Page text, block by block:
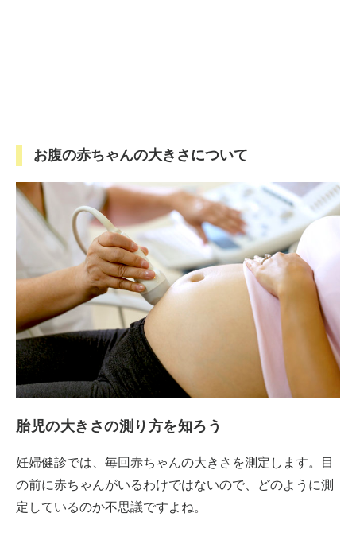
お腹の赤ちゃんの大きさについて
胎児の大きさの測り方を知ろう
妊婦健診では、毎回赤ちゃんの大きさを測定します。目
の前に赤ちゃんがいるわけではないので、どのように測
定しているのか不思議ですよね。